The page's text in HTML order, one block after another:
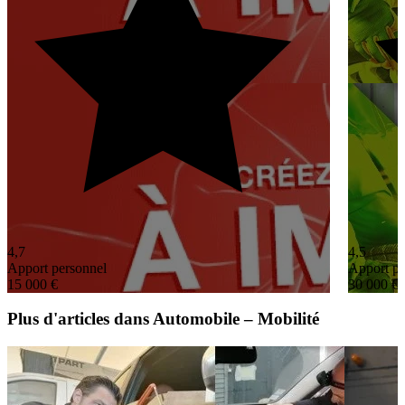
4,7
Apport personnel
15 000 €
4,5
Apport
30 000 €
Plus d'articles dans Automobile – Mobilité